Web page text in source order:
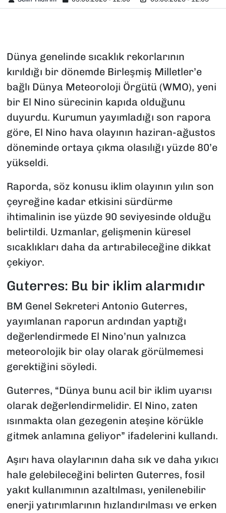
Dünya genelinde sıcaklık rekorlarının
kırıldığı bir dönemde Birleşmiş Milletler’e
bağlı Dünya Meteoroloji Örgütü (WMO), yeni
bir El Nino sürecinin kapıda olduğunu
duyurdu. Kurumun yayımladığı son rapora
göre, El Nino hava olayının haziran-ağustos
döneminde ortaya çıkma olasılığı yüzde 80’e
yükseldi.
Raporda, söz konusu iklim olayının yılın son
çeyreğine kadar etkisini sürdürme
ihtimalinin ise yüzde 90 seviyesinde olduğu
belirtildi. Uzmanlar, gelişmenin küresel
sıcaklıkları daha da artırabileceğine dikkat
çekiyor.
Guterres: Bu bir iklim alarmıdır
BM Genel Sekreteri Antonio Guterres,
yayımlanan raporun ardından yaptığı
değerlendirmede El Nino’nun yalnızca
meteorolojik bir olay olarak görülmemesi
gerektiğini söyledi.
Guterres, “Dünya bunu acil bir iklim uyarısı
olarak değerlendirmelidir. El Nino, zaten
ısınmakta olan gezegenin ateşine körükle
gitmek anlamına geliyor” ifadelerini kullandı.
Aşırı hava olaylarının daha sık ve daha yıkıcı
hale gelebileceğini belirten Guterres, fosil
yakıt kullanımının azaltılması, yenilenebilir
enerji yatırımlarının hızlandırılması ve erken